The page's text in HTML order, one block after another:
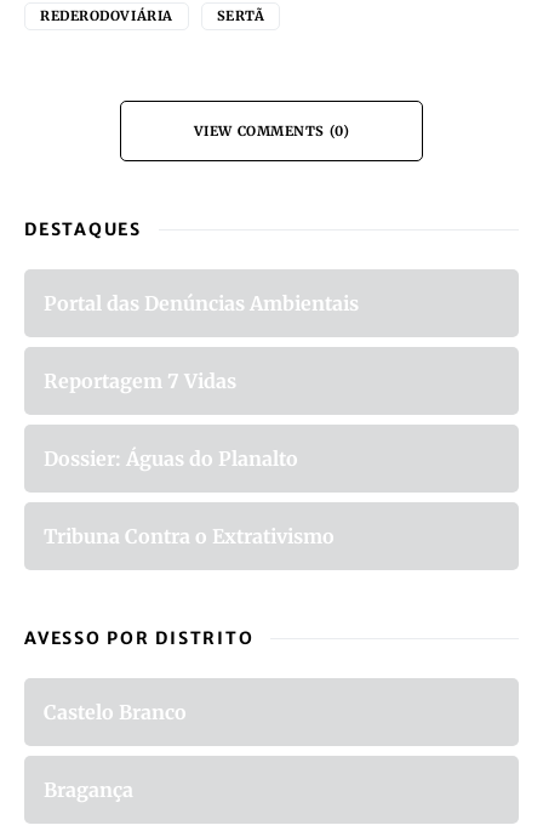
REDERODOVIÁRIA SERTÃ
VIEW COMMENTS (0)
DESTAQUES
Portal das Denúncias Ambientais
Reportagem 7 Vidas
Dossier: Águas do Planalto
Tribuna Contra o Extrativismo
AVESSO POR DISTRITO
Castelo Branco
Bragança